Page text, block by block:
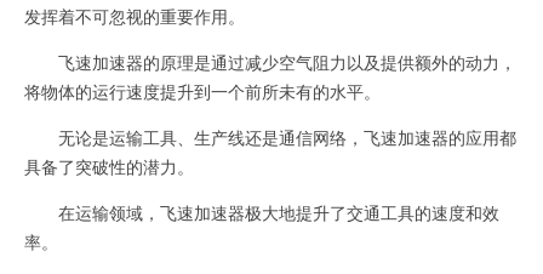
发挥着不可忽视的重要作用。
飞速加速器的原理是通过减少空气阻力以及提供额外的动力，
将物体的运行速度提升到一个前所未有的水平。
无论是运输工具、生产线还是通信网络，飞速加速器的应用都
具备了突破性的潜力。
在运输领域，飞速加速器极大地提升了交通工具的速度和效
率。